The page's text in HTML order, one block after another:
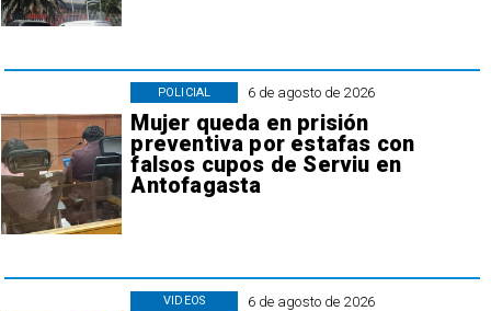
6 de agosto de 2026
Mujer queda en prisión
preventiva por estafas con
falsos cupos de Serviu en
Antofagasta
POLICIAL
6 de agosto de 2026
VIDEOS